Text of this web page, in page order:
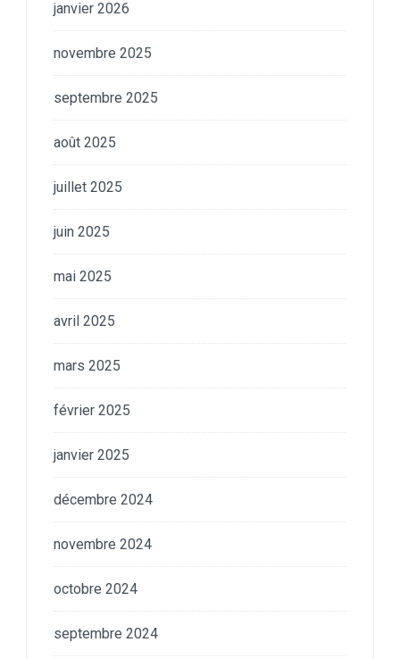
janvier 2026
novembre 2025
septembre 2025
août 2025
juillet 2025
juin 2025
mai 2025
avril 2025
mars 2025
février 2025
janvier 2025
décembre 2024
novembre 2024
octobre 2024
septembre 2024